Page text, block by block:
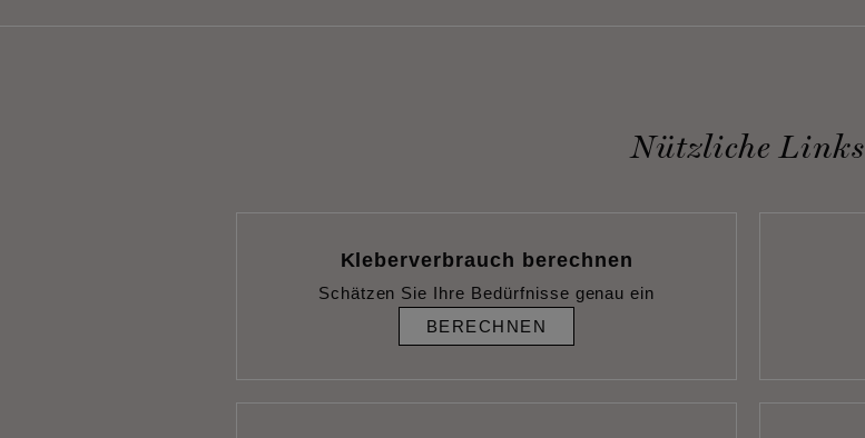
Nützliche Links
Kleberverbrauch berechnen
Schätzen Sie Ihre Bedürfnisse genau ein
BERECHNEN